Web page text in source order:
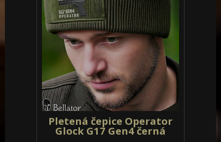
Pletená čepice Operator
Glock G17 Gen4 černá